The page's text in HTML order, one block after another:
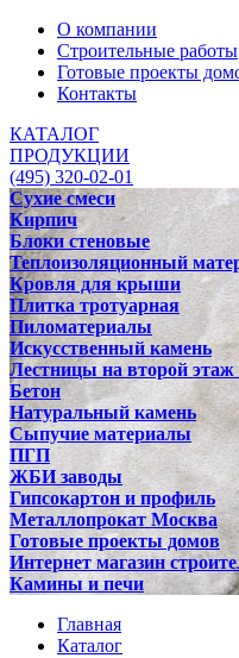
О компании
Строительные работы
Готовые проекты
Контакты
КАТАЛОГ
ПРОДУКЦИИ
(495) 320-02-01
Сухие смеси
Кирпич
Блоки стеновые
Теплоизоляционный
Кровля для крыши
Плитка тротуарная
Пиломатериалы
Искусственный камень
Лестницы на второй этаж
Бетон
Натуральный камень
Сыпучие материалы
ПГП
ЖБИ заводы
Гипсокартон и профиль
Металлопрокат Москва
Готовые проекты домов
Интернет магазин
Камины и печи
Главная
Каталог